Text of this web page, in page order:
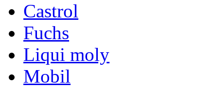
Castrol
Fuchs
Liqui moly
Mobil